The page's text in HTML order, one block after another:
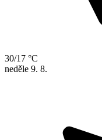
30/17 °C
neděle 9. 8.